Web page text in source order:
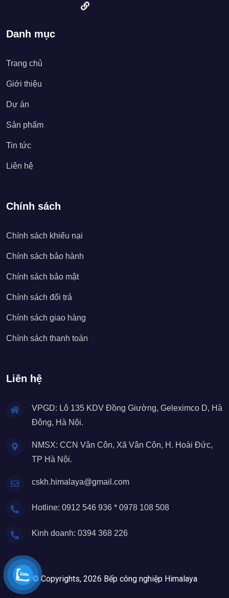
Danh mục
Trang chủ
Giới thiệu
Dự án
Sản phẩm
Tin tức
Liên hệ
Chính sách
Chính sách khiếu nại
Chính sách bảo hành
Chính sách bảo mật
Chính sách đổi trả
Chính sách giao hàng
Chính sách thanh toán
Liên hệ
VPGD: Lô 135 KDV Đồng Giường, Geleximco D, Hà
Đông, Hà Nội.
NMSX: CCN Vân Côn, Xã Vân Côn, H. Hoài Đức,
TP Hà Nội.
cskh.himalaya@gmail.com
Hotline: 0912 546 936 * 0978 108 508
Kinh doanh: 0394 368 226
© Copyrights, 2026 Bếp công nghiệp Himalaya